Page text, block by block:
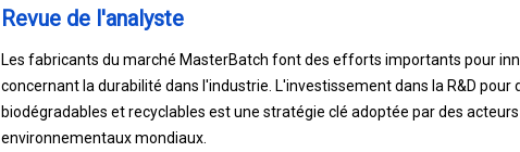
Revue de l'analyste
Les fabricants du marché MasterBatch font des efforts importants pour
concernant la durabilité dans l'industrie. L'investissement dans la R&D
biodégradables et recyclables est une stratégie clé adoptée par des
environnementaux mondiaux.